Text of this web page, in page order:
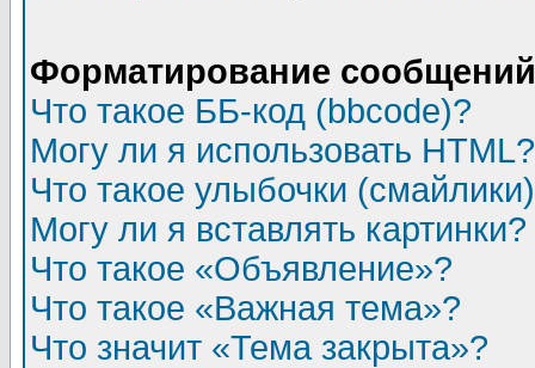
Форматирование
Что такое ББ-код (bbcode)?
Могу ли я использовать HTML?
Что такое улыбочки
Могу ли я вставлять картинки?
Что такое «Объявление»?
Что такое «Важная тема»?
Что значит «Тема закрыта»?